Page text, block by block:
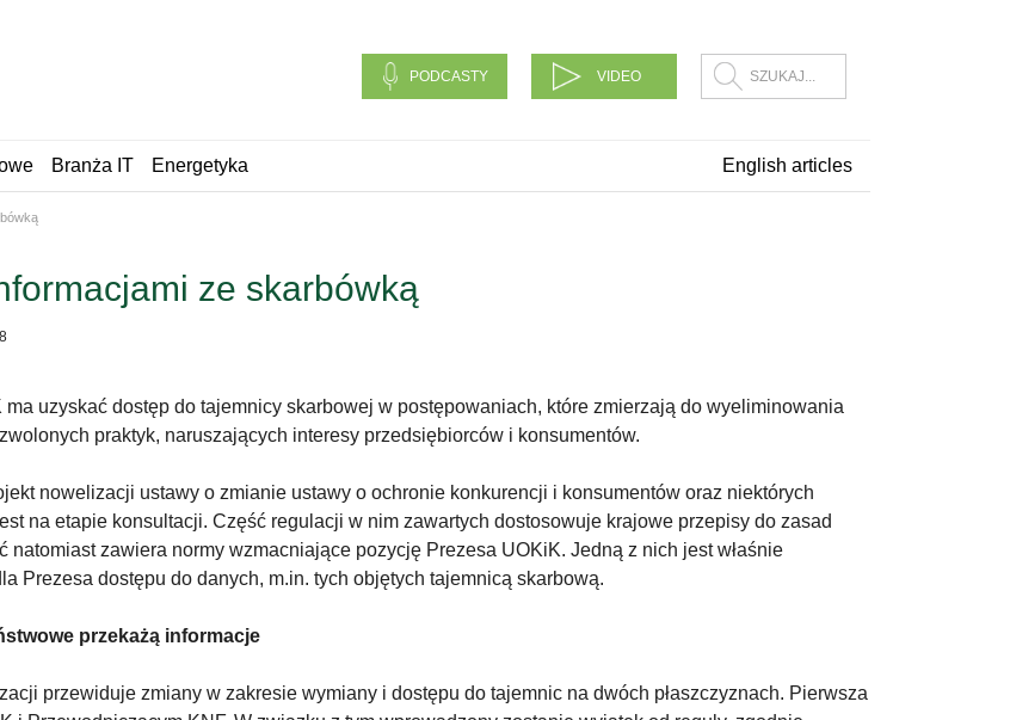
PODCASTY VIDEO
Branża IT Energetyka English articles
ze skarbówką
ma uzyskać dostęp do tajemnicy skarbowej w postępowaniach, które zmierzają do wyeliminowania
praktyk, naruszających interesy przedsiębiorców i konsumentów.
nowelizacji ustawy o zmianie ustawy o ochronie konkurencji i konsumentów oraz niektórych
na etapie konsultacji. Część regulacji w nim zawartych dostosowuje krajowe przepisy do zasad
natomiast zawiera normy wzmacniające pozycję Prezesa UOKiK. Jedną z nich jest właśnie
Prezesa dostępu do danych, m.in. tych objętych tajemnicą skarbową.
przekażą informacje
przewiduje zmiany w zakresie wymiany i dostępu do tajemnic na dwóch płaszczyznach. Pierwsza